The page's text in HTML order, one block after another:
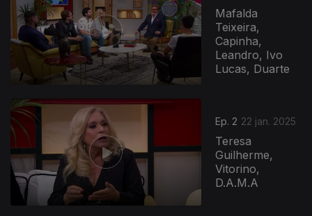
Mafalda
Teixeira,
Capinha,
Leandro, Ivo
Lucas, Duarte
Ep. 2 22 jan. 2025
Teresa
Guilherme,
Vitorino,
D.A.M.A
823045